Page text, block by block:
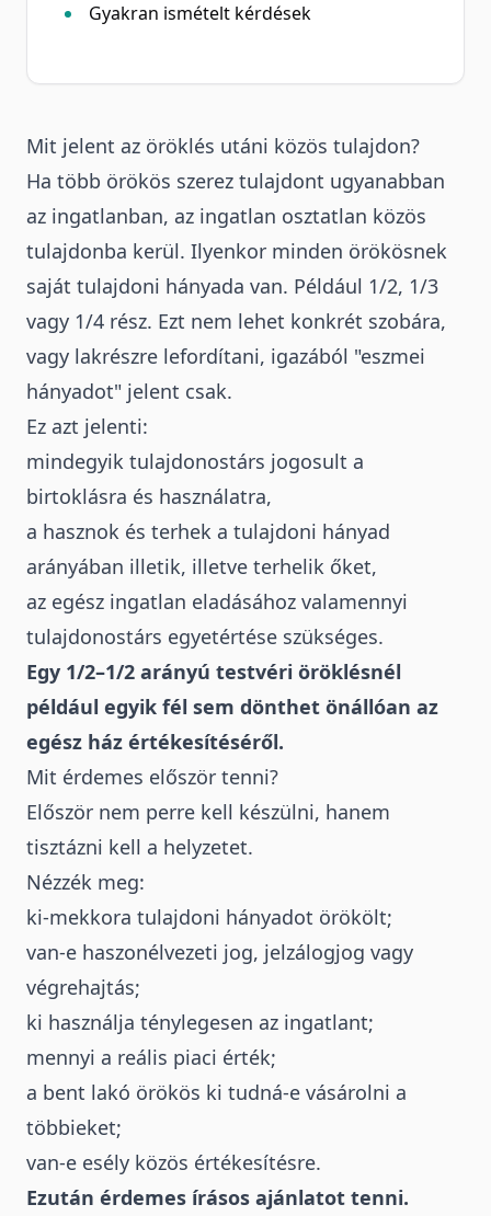
Gyakran ismételt kérdések
Mit jelent az öröklés utáni közös tulajdon?
Ha több örökös szerez tulajdont ugyanabban
az ingatlanban, az ingatlan osztatlan közös
tulajdonba kerül. Ilyenkor minden örökösnek
saját tulajdoni hányada van. Például 1/2, 1/3
vagy 1/4 rész. Ezt nem lehet konkrét szobára,
vagy lakrészre lefordítani, igazából "eszmei
hányadot" jelent csak.
Ez azt jelenti:
mindegyik tulajdonostárs jogosult a
birtoklásra és használatra,
a hasznok és terhek a tulajdoni hányad
arányában illetik, illetve terhelik őket,
az egész ingatlan eladásához valamennyi
tulajdonostárs egyetértése szükséges.
Egy 1/2–1/2 arányú testvéri öröklésnél
például egyik fél sem dönthet önállóan az
egész ház értékesítéséről.
Mit érdemes először tenni?
Először nem perre kell készülni, hanem
tisztázni kell a helyzetet.
Nézzék meg:
ki-mekkora tulajdoni hányadot örökölt;
van-e haszonélvezeti jog, jelzálogjog vagy
végrehajtás;
ki használja ténylegesen az ingatlant;
mennyi a reális piaci érték;
a bent lakó örökös ki tudná-e vásárolni a
többieket;
van-e esély közös értékesítésre.
Ezután érdemes írásos ajánlatot tenni.